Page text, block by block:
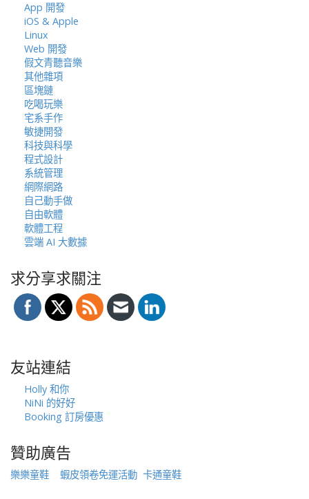
App 開發
iOS & Apple
Linux
Web 開發
假文青聽音樂
其他雜項
區塊鏈
吃喝玩樂
宅系手作
敏捷開發
科技與科學
程式設計
系統管理
網際網路
自己動手做
自由軟體
軟體工程
雲端 AI 大數據
求分享求關注
友站連結
Holly 和你
NiNi 的好好
Booking 訂房優惠
贊助廣告
樂樂童鞋 蝦皮領卷免運活動 卡通童鞋